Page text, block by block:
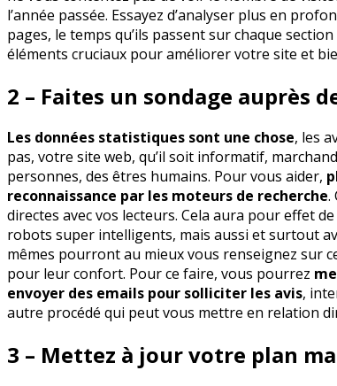
l’année passée. Essayez d’analyser plus en
pages, le temps qu’ils passent sur chaque
éléments cruciaux pour améliorer votre site et
2 – Faites un sondage auprès
Les données statistiques sont une chose, les
pas, votre site web, qu’il soit informatif,
personnes, des êtres humains. Pour vous aider,
reconnaissance par les moteurs de recherche.
directes avec vos lecteurs. Cela aura pour effet
robots super intelligents, mais aussi et surtout
mêmes pourront au mieux vous renseignez sur
pour leur confort. Pour ce faire, vous pourrez
envoyer des emails pour solliciter les avis,
autre procédé qui peut vous mettre en relation
3 – Mettez à jour votre plan